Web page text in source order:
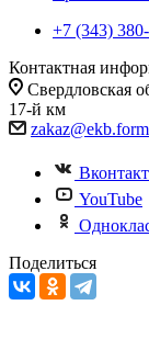
+7 (343)
Контактная
Свердловская
17-й км
YouTube
Поделиться